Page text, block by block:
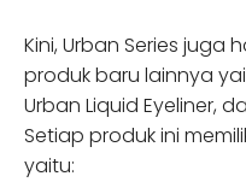
Kini, Urban Series
produk baru lainnya
Urban Liquid Eyeliner,
Setiap produk ini
yaitu: